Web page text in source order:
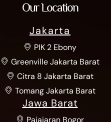
Our Location
Jakarta
PIK 2 Ebony
Greenville Jakarta Barat
Citra 8 Jakarta Barat
Tomang Jakarta Barat
Jawa Barat
Pajajaran Bogor